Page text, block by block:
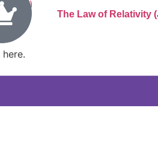
The Law of Relativity
here.